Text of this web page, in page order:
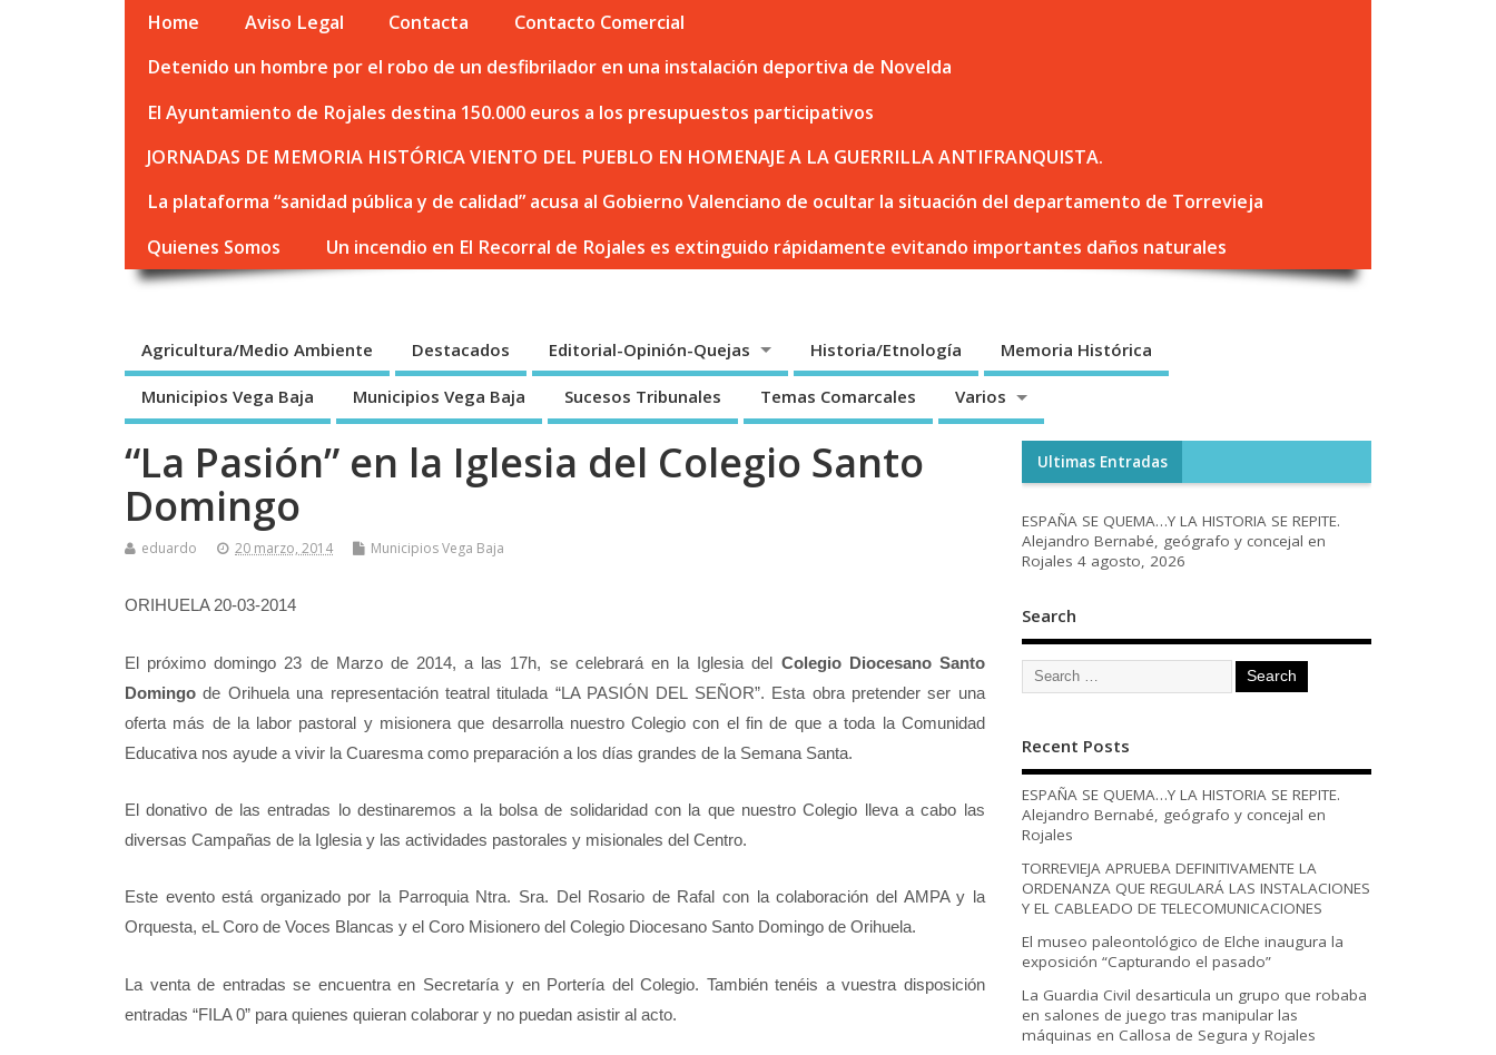
Home Aviso Legal Contacta
Contacto Comercial
Detenido un hombre por el robo de un desfibrilador en una instalación deportiva de Novelda
El Ayuntamiento de Rojales destina 150.000 euros a los presupuestos participativos
JORNADAS DE MEMORIA HISTÓRICA VIENTO DEL PUEBLO EN HOMENAJE A LA GUERRILLA ANTIFRANQUISTA.
La plataforma “sanidad pública y de calidad” acusa al Gobierno Valenciano de ocultar la situación del departamento de Torrevieja
Quienes Somos
Un incendio en El Recorral de Rojales es extinguido rápidamente evitando importantes daños naturales
Agricultura/Medio Ambiente Destacados Editorial-Opinión-Quejas Historia/Etnología Memoria Histórica
Municipios Vega Baja Municipios Vega Baja Sucesos Tribunales Temas Comarcales Varios
“La Pasión” en la Iglesia del Colegio Santo
Domingo
eduardo 20 marzo, 2014 Municipios Vega Baja
ORIHUELA 20-03-2014
El próximo domingo 23 de Marzo de 2014, a las 17h, se celebrará en la Iglesia del Colegio Diocesano Santo
Domingo de Orihuela una representación teatral titulada “LA PASIÓN DEL SEÑOR”. Esta obra pretender ser una
oferta más de la labor pastoral y misionera que desarrolla nuestro Colegio con el fin de que a toda la Comunidad
Educativa nos ayude a vivir la Cuaresma como preparación a los días grandes de la Semana Santa.
El donativo de las entradas lo destinaremos a la bolsa de solidaridad con la que nuestro Colegio lleva a cabo las
diversas Campañas de la Iglesia y las actividades pastorales y misionales del Centro.
Este evento está organizado por la Parroquia Ntra. Sra. Del Rosario de Rafal con la colaboración del AMPA y la
Orquesta, eL Coro de Voces Blancas y el Coro Misionero del Colegio Diocesano Santo Domingo de Orihuela.
La venta de entradas se encuentra en Secretaría y en Portería del Colegio. También tenéis a vuestra disposición
entradas “FILA 0” para quienes quieran colaborar y no puedan asistir al acto.
Ultimas Entradas
ESPAÑA SE QUEMA…Y LA HISTORIA SE REPITE.
Alejandro Bernabé, geógrafo y concejal en
Rojales 4 agosto, 2026
Search
Recent Posts
ESPAÑA SE QUEMA…Y LA HISTORIA SE REPITE.
Alejandro Bernabé, geógrafo y concejal en
Rojales
TORREVIEJA APRUEBA DEFINITIVAMENTE LA
ORDENANZA QUE REGULARÁ LAS INSTALACIONES
Y EL CABLEADO DE TELECOMUNICACIONES
El museo paleontológico de Elche inaugura la
exposición “Capturando el pasado”
La Guardia Civil desarticula un grupo que robaba
en salones de juego tras manipular las
máquinas en Callosa de Segura y Rojales